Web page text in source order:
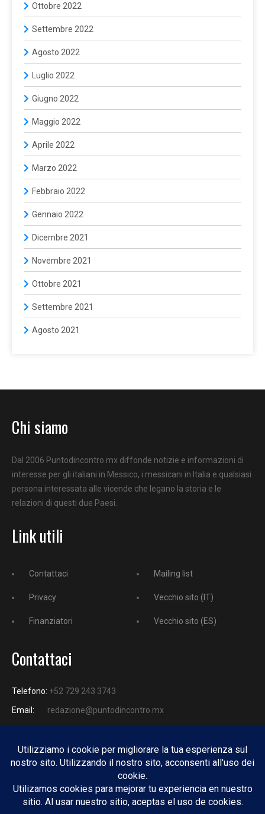
Ottobre 2022
Settembre 2022
Agosto 2022
Luglio 2022
Giugno 2022
Maggio 2022
Aprile 2022
Marzo 2022
Febbraio 2022
Gennaio 2022
Dicembre 2021
Novembre 2021
Ottobre 2021
Settembre 2021
Agosto 2021
Chi siamo
Dal 2006 Puntodincontro.mx diffonde notizie e informazioni di
interesse per gli italiani in Messico, i messicani in Italia e qualsiasi
persona interessata alle vicende che legano la storia e le
relazioni di questi due Paesi.
Link utili
Contattaci
Privacy
Finanziatori
Mailing list
Vecchio sito (IT)
Vecchio sito (ES)
Contattaci
Telefono: +52 729 243 3743
Email:
redazione@puntodincontro.mx
PUNTODINCONTRO